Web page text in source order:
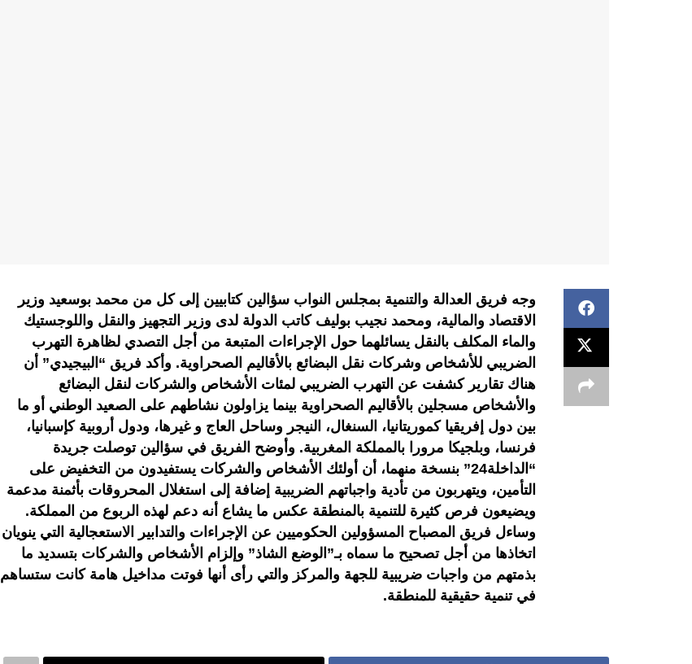
وجه فريق العدالة والتنمية بمجلس النواب سؤالين كتابيين إلى كل من محمد بوسعيد وزير
الاقتصاد والمالية، ومحمد نجيب بوليف كاتب الدولة لدى وزير التجهيز والنقل واللوجستيك
والماء المكلف بالنقل يسائلهما حول الإجراءات المتبعة من أجل التصدي لظاهرة التهرب
الضريبي للأشخاص وشركات نقل البضائع بالأقاليم الصحراوية. وأكد فريق “البيجيدي” أن
هناك تقارير كشفت عن التهرب الضريبي لمئات الأشخاص والشركات لنقل البضائع
والأشخاص مسجلين بالأقاليم الصحراوية بينما يزاولون نشاطهم على الصعيد الوطني أو ما
بين دول إفريقيا كموريتانيا، السنغال، النيجر وساحل العاج و غيرها، ودول أروبية كإسبانيا،
فرنسا، وبلجيكا مرورا بالمملكة المغربية. وأوضح الفريق في سؤالين توصلت جريدة
“الداخلة24” بنسخة منهما، أن أولئك الأشخاص والشركات يستفيدون من التخفيض على
التأمين، ويتهربون من تأدية واجباتهم الضريبية إضافة إلى استغلال المحروقات بأثمنة مدعمة
ويضيعون فرص كثيرة للتنمية بالمنطقة عكس ما يشاع أنه دعم لهذه الربوع من المملكة.
وساءل فريق المصباح المسؤولين الحكوميين عن الإجراءات والتدابير الاستعجالية التي ينويان
اتخاذها من أجل تصحيح ما سماه بـ”الوضع الشاذ” وإلزام الأشخاص والشركات بتسديد ما
بذمتهم من واجبات ضريبية للجهة والمركز والتي رأى أنها فوتت مداخيل هامة كانت ستساهم
في تنمية حقيقية للمنطقة.